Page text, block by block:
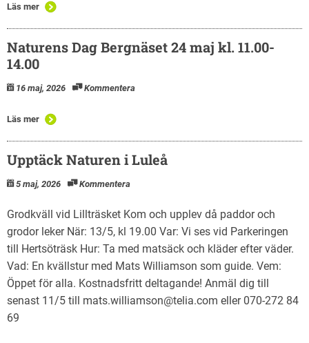
Läs mer
Naturens Dag Bergnäset 24 maj kl. 11.00-
14.00
16 maj, 2026 Kommentera
Läs mer
Upptäck Naturen i Luleå
5 maj, 2026 Kommentera
Grodkväll vid Lillträsket Kom och upplev då paddor och
grodor leker När: 13/5, kl 19.00 Var: Vi ses vid Parkeringen
till Hertsöträsk Hur: Ta med matsäck och kläder efter väder.
Vad: En kvällstur med Mats Williamson som guide. Vem:
Öppet för alla. Kostnadsfritt deltagande! Anmäl dig till
senast 11/5 till mats.williamson@telia.com eller 070-272 84
69